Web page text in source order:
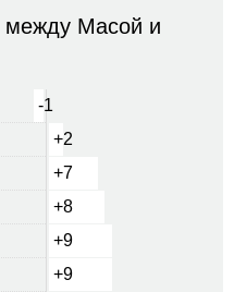
между Масой и
-1
+2
+7
+8
+9
+9